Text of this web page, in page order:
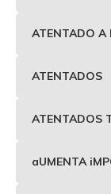
ATENTADO A
ATENTADOS
ATENTADOS
aUMENTA